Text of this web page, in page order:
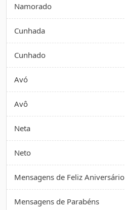
Namorado
Cunhada
Cunhado
Avó
Avô
Neta
Neto
Mensagens de Feliz Aniversário
Mensagens de Parabéns